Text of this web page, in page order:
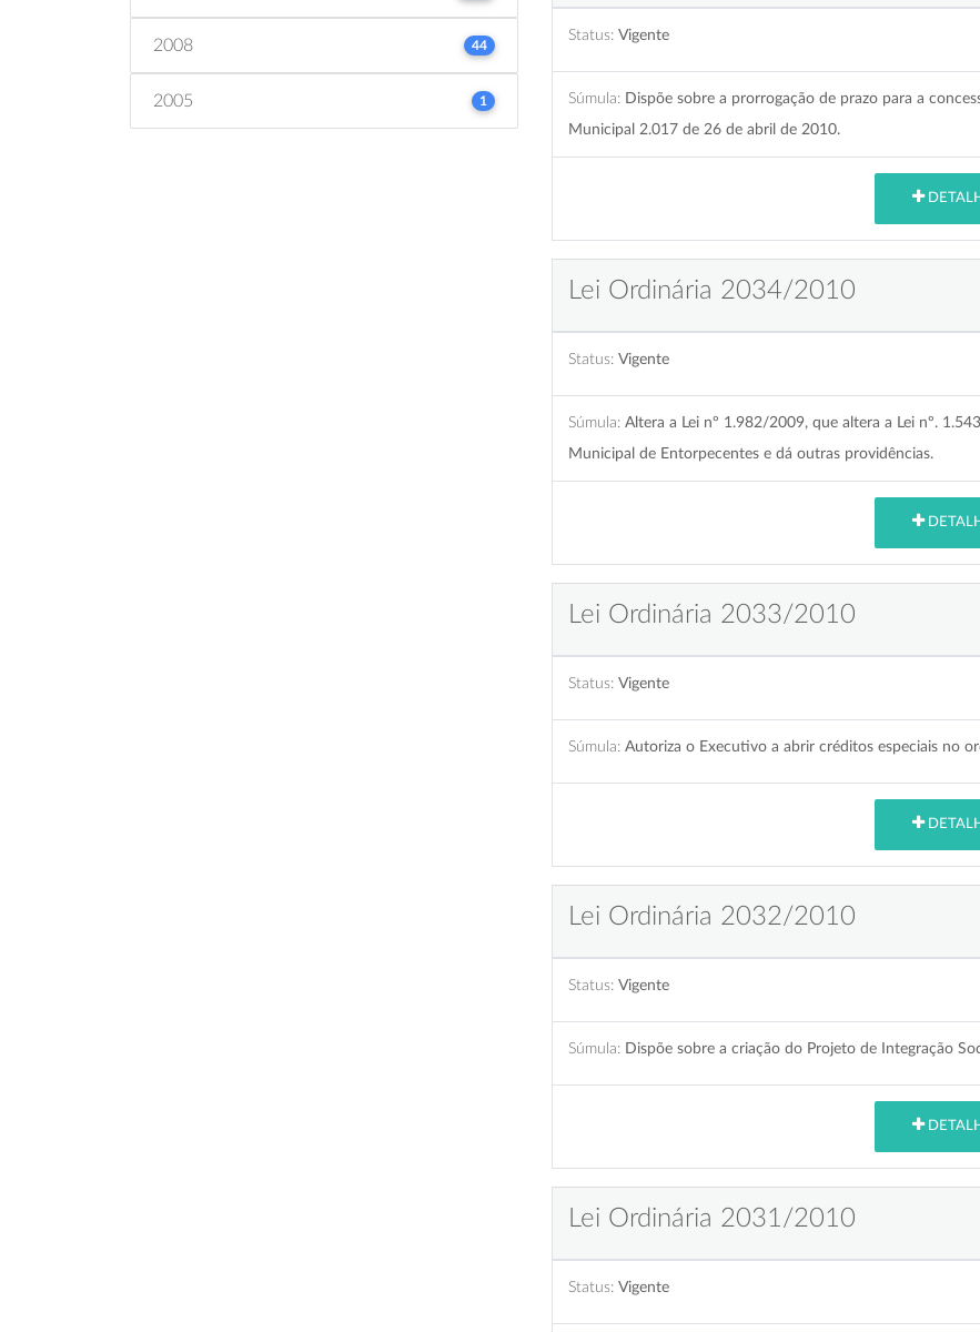
2008 44
2005 1
Status: Vigente
Súmula: Dispõe sobre a prorrogação de prazo para a
Municipal 2.017 de 26 de abril de 2010.
Lei Ordinária 2034/2010
Status: Vigente
Súmula: Altera a Lei nº 1.982/2009, que altera a Lei nº.
Municipal de Entorpecentes e dá outras providências.
Lei Ordinária 2033/2010
Status: Vigente
Súmula: Autoriza o Executivo a abrir créditos especiais no
Lei Ordinária 2032/2010
Status: Vigente
Súmula: Dispõe sobre a criação do Projeto de Integração
Lei Ordinária 2031/2010
Status: Vigente